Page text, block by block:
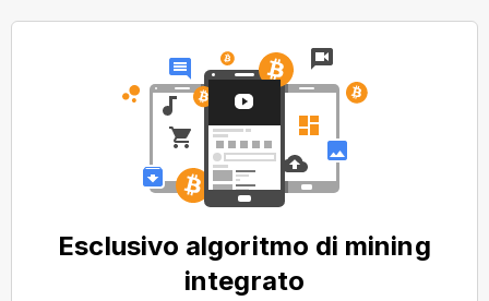
Esclusivo algoritmo di mining
integrato